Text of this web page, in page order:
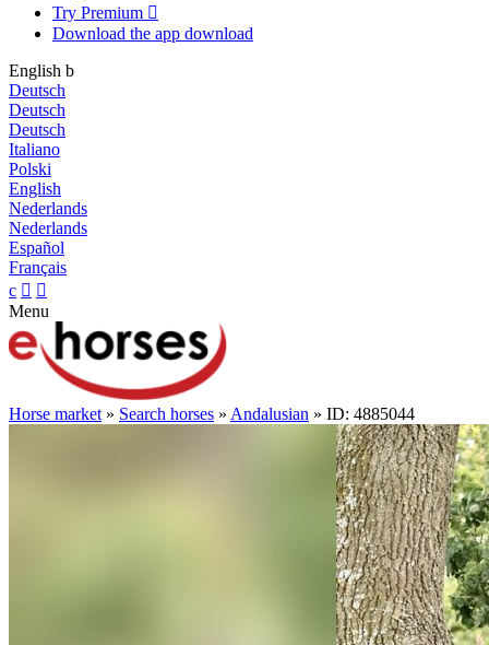
Try Premium 
Download the app download
English b
Deutsch
Deutsch
Deutsch
Italiano
Polski
English
Nederlands
Nederlands
Español
Français
c  
Menu
Horse market » Search horses » Andalusian » ID: 4885044